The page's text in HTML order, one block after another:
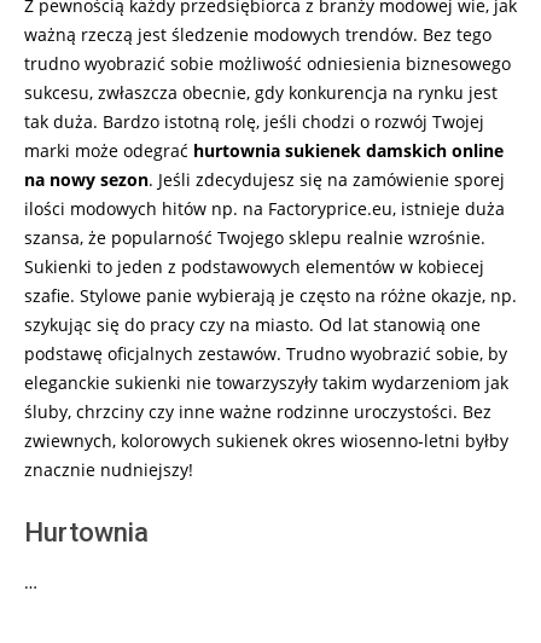
Z pewnością każdy przedsiębiorca z branży modowej wie, jak
ważną rzeczą jest śledzenie modowych trendów. Bez tego
trudno wyobrazić sobie możliwość odniesienia biznesowego
sukcesu, zwłaszcza obecnie, gdy konkurencja na rynku jest
tak duża. Bardzo istotną rolę, jeśli chodzi o rozwój Twojej
marki może odegrać hurtownia sukienek damskich online
na nowy sezon. Jeśli zdecydujesz się na zamówienie sporej
ilości modowych hitów np. na Factoryprice.eu, istnieje duża
szansa, że popularność Twojego sklepu realnie wzrośnie.
Sukienki to jeden z podstawowych elementów w kobiecej
szafie. Stylowe panie wybierają je często na różne okazje, np.
szykując się do pracy czy na miasto. Od lat stanowią one
podstawę oficjalnych zestawów. Trudno wyobrazić sobie, by
eleganckie sukienki nie towarzyszyły takim wydarzeniom jak
śluby, chrzciny czy inne ważne rodzinne uroczystości. Bez
zwiewnych, kolorowych sukienek okres wiosenno-letni byłby
znacznie nudniejszy!
Hurtownia
…